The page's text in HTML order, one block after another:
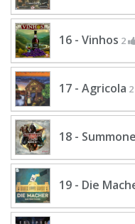
16 - Vinhos 2
17 - Agricola 2
18 -
19 - Die